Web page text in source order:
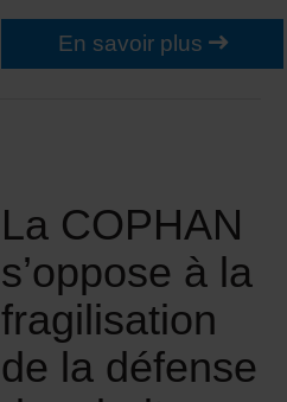
En savoir plus
La COPHAN
s’oppose à la
fragilisation
de la défense